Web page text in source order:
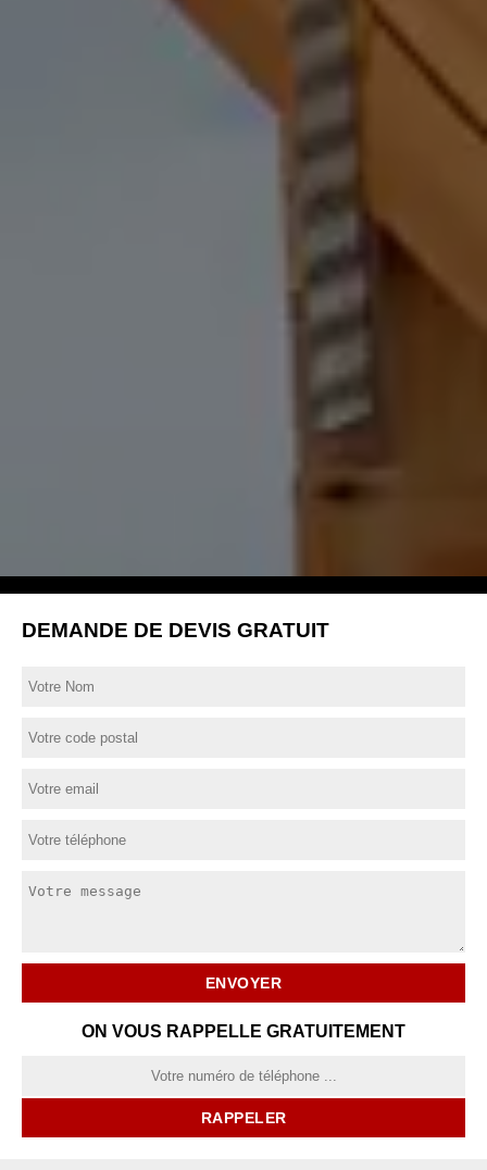
DEMANDE DE DEVIS GRATUIT
ON VOUS RAPPELLE GRATUITEMENT